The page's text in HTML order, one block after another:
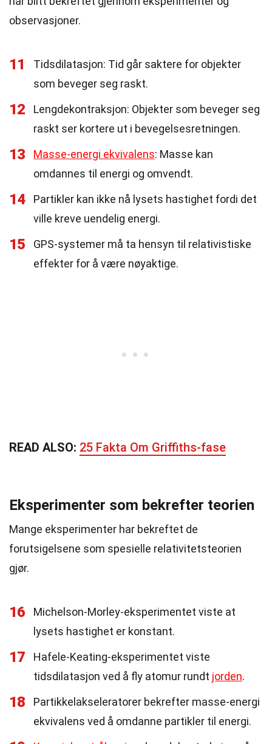
observasjoner.
11
Tidsdilatasjon: Tid går saktere for objekter
som beveger seg raskt.
12
Lengdekontraksjon: Objekter som beveger seg
raskt ser kortere ut i bevegelsesretningen.
13 Masse-energi ekvivalens: Masse kan
omdannes til energi og omvendt.
14
Partikler kan ikke nå lysets hastighet fordi det
ville kreve uendelig energi.
15
GPS-systemer må ta hensyn til relativistiske
effekter for å være nøyaktige.
READ ALSO: 25 Fakta Om Griffiths-fase
Eksperimenter som bekrefter teorien
Mange eksperimenter har bekreftet de
forutsigelsene som spesielle relativitetsteorien
gjør.
16
Michelson-Morley-eksperimentet viste at
lysets hastighet er konstant.
17
Hafele-Keating-eksperimentet viste
tidsdilatasjon ved å fly atomur rundt jorden.
18
Partikkelakseleratorer bekrefter masse-energi
ekvivalens ved å omdanne partikler til energi.